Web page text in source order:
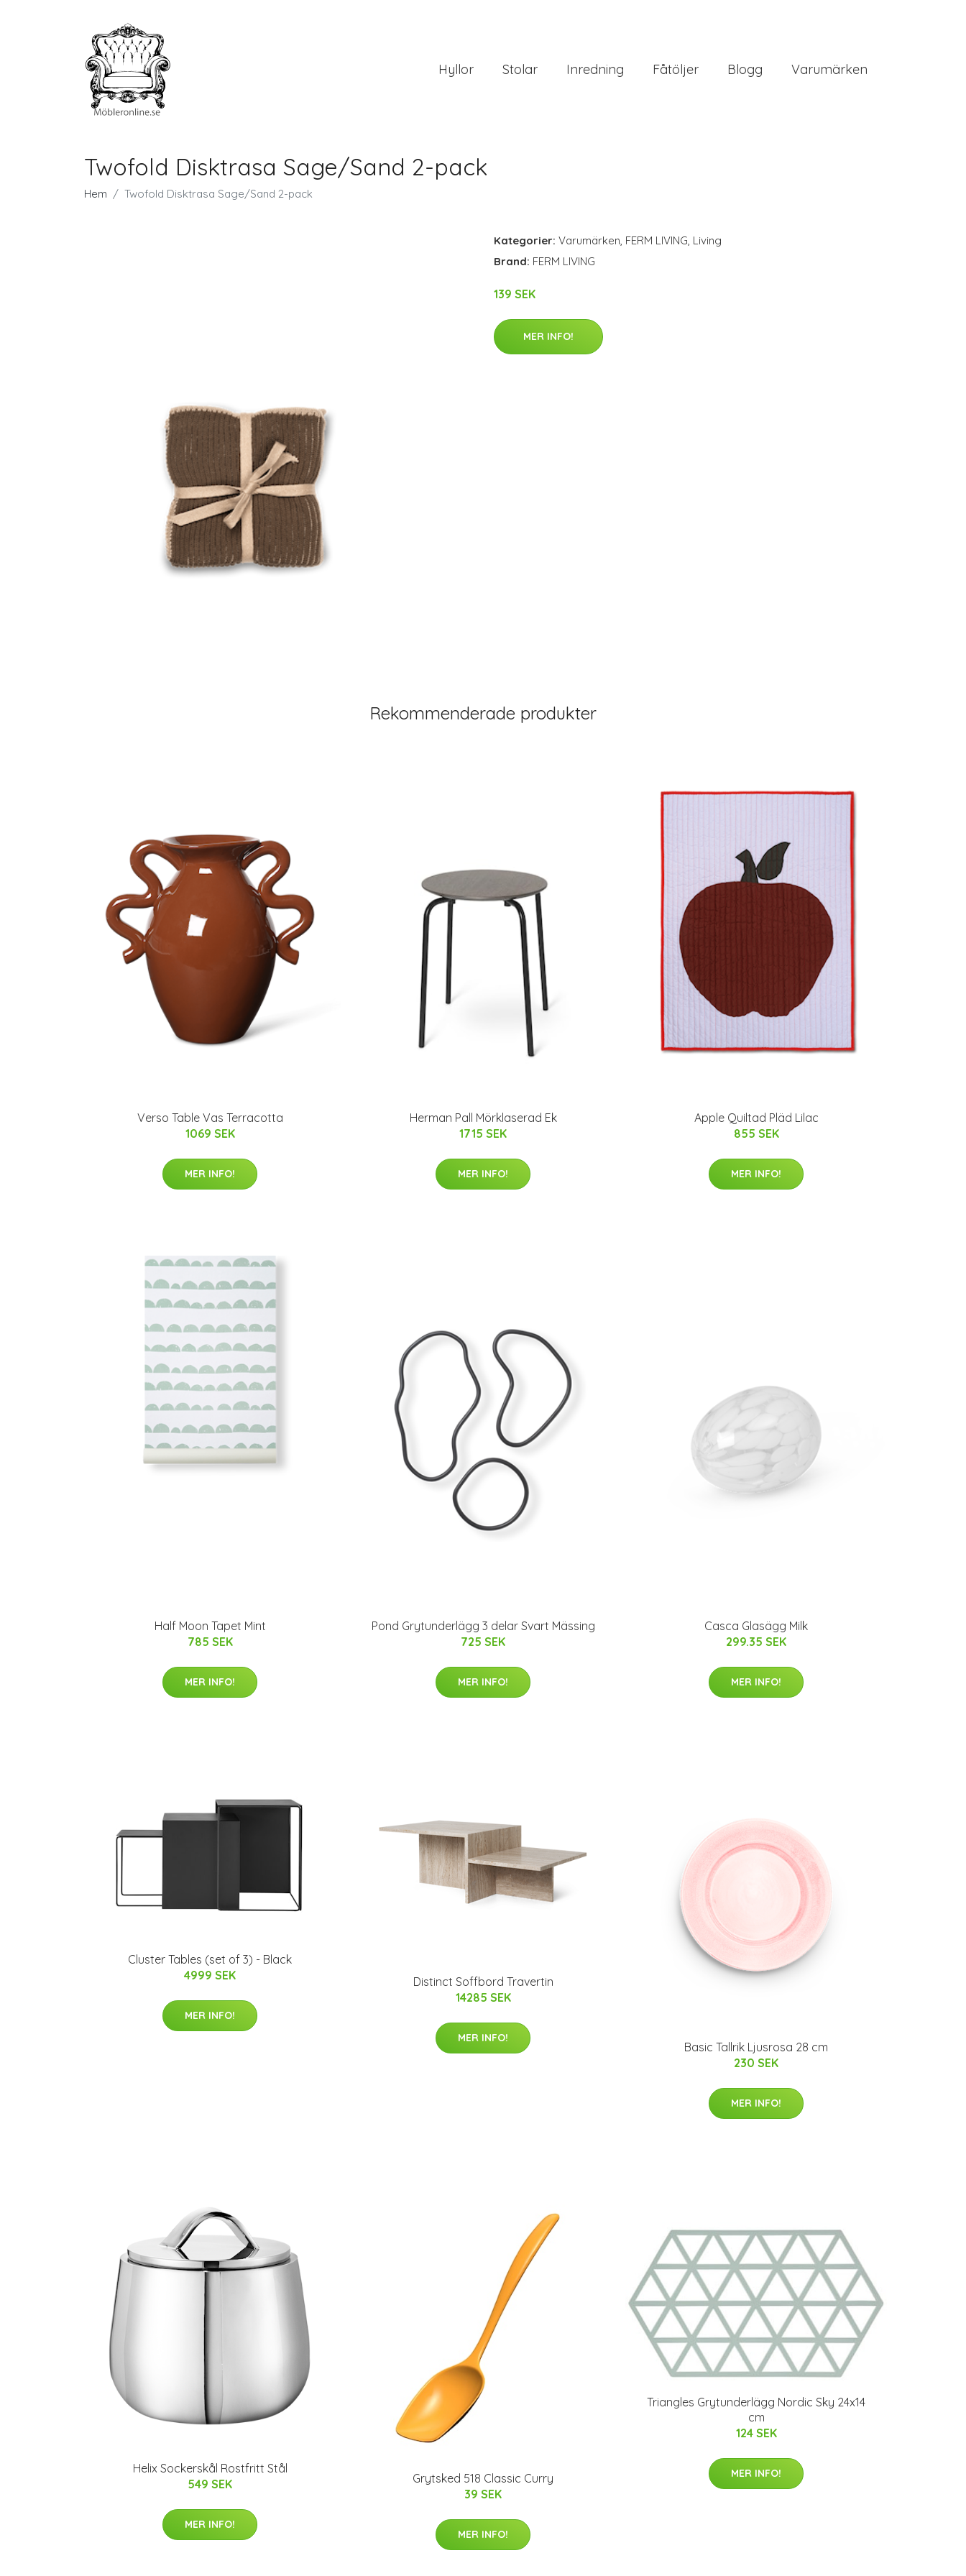
Hyllor Stolar Inredning Fåtöljer Blogg Varumärken
Twofold Disktrasa Sage/Sand 2-pack
Hem Twofold Disktrasa Sage/Sand 2-pack
Kategorier: Varumärken, FERM LIVING, Living
Brand: FERM LIVING
139 SEK
MER INFO!
Rekommenderade produkter
Verso Table Vas Terracotta
1069 SEK
MER INFO!
Herman Pall Mörklaserad Ek
1715 SEK
MER INFO!
Apple Quiltad Pläd Lilac
855 SEK
MER INFO!
Half Moon Tapet Mint
785 SEK
MER INFO!
Pond Grytunderlägg 3 delar Svart Mässing
725 SEK
MER INFO!
Casca Glasägg Milk
299.35 SEK
MER INFO!
Cluster Tables (set of 3) - Black
4999 SEK
MER INFO!
Distinct Soffbord Travertin
14285 SEK
MER INFO!
Basic Tallrik Ljusrosa 28 cm
230 SEK
MER INFO!
Helix Sockerskål Rostfritt Stål
549 SEK
MER INFO!
Grytsked 518 Classic Curry
39 SEK
MER INFO!
Triangles Grytunderlägg Nordic Sky 24x14
cm
124 SEK
MER INFO!